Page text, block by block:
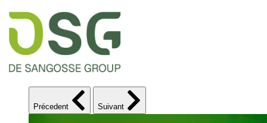
Précedent Suivant